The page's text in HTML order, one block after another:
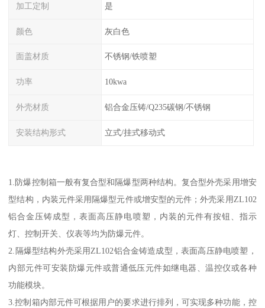
加工定制 是
颜色 灰白色
面盖材质 不锈钢/铁喷塑
功率 10kwa
外壳材质 铝合金压铸/Q235碳钢/不锈钢
安装结构形式 立式/挂式移动式
1.防爆控制箱一般有复合型和隔爆型两种结构。复合型外壳采用增安
型结构，内装元件采用隔爆型元件或增安型的元件；外壳采用ZL102
铝合金压铸成型，表面高压静电喷塑，内装的元件有按钮、指示
灯、控制开关、仪表等均为防爆元件。
2.隔爆型结构外壳采用ZL102铝合金铸造成型，表面高压静电喷塑，
内部元件可安装防爆元件或普通低压元件如继电器、温控仪或各种
功能模块。
3.控制箱内部元件可根据用户的要求进行排列，可实现多种功能，控